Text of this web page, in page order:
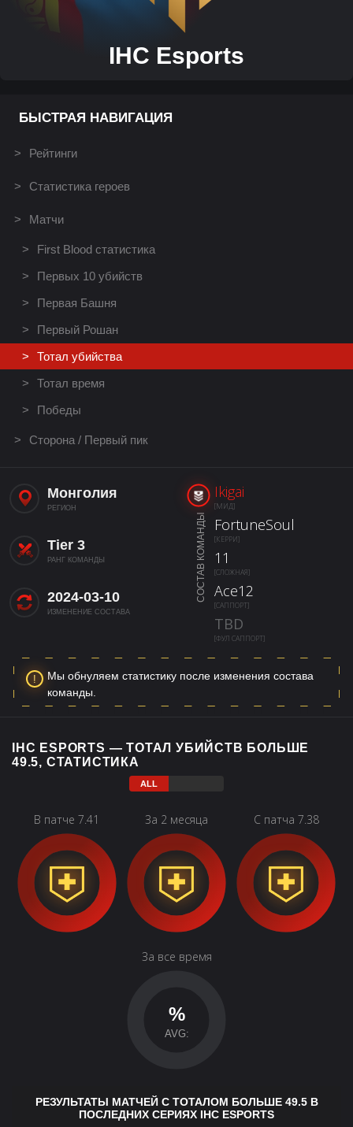
IHC Esports
БЫСТРАЯ НАВИГАЦИЯ
Рейтинги
Статистика героев
Матчи
First Blood статистика
Первых 10 убийств
Первая Башня
Первый Рошан
Тотал убийства
Тотал время
Победы
Сторона / Первый пик
Монголия
РЕГИОН
Tier 3
РАНГ КОМАНДЫ
2024-03-10
ИЗМЕНЕНИЕ СОСТАВА
СОСТАВ КОМАНДЫ
Ikigai
[МИД]
FortuneSoul
[КЕРРИ]
11
[СЛОЖНАЯ]
Ace12
[САППОРТ]
TBD
[ФУЛ САППОРТ]
Мы обнуляем статистику после изменения состава
команды.
IHC ESPORTS — ТОТАЛ УБИЙСТВ БОЛЬШЕ
49.5, СТАТИСТИКА
В патче 7.41 За 2 месяца С патча 7.38
За все время
%
AVG:
РЕЗУЛЬТАТЫ МАТЧЕЙ С ТОТАЛОМ БОЛЬШЕ 49.5 В
ПОСЛЕДНИХ СЕРИЯХ IHC ESPORTS